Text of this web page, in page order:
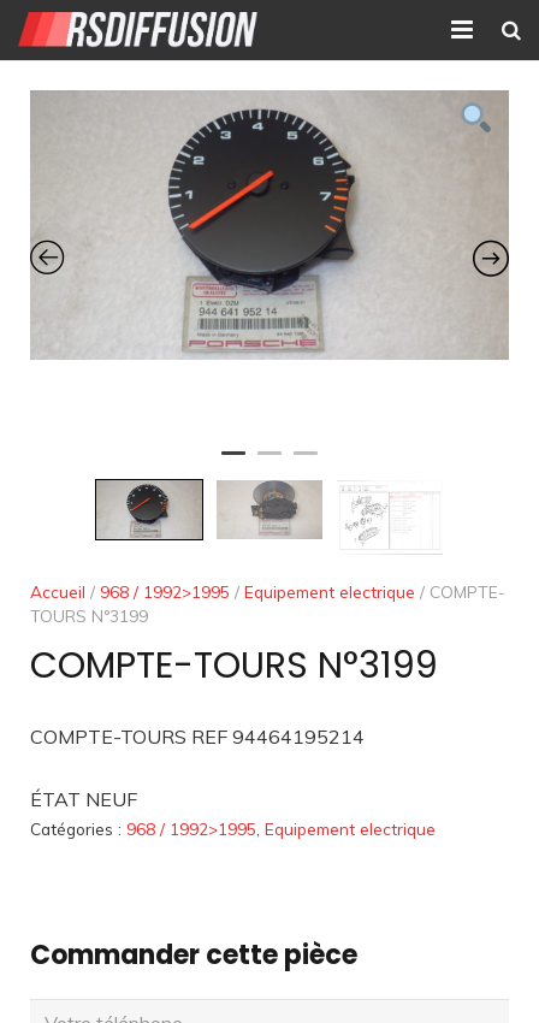
Accueil
Nouvelles annonces
Annonces prolongées
Atelier mécanique
Accueil / 968 / 1992>1995 / Equipement electrique / COMPTE-
TOURS N°3199
COMPTE-TOURS N°3199
COMPTE-TOURS REF 94464195214
ÉTAT NEUF
Catégories : 968 / 1992>1995 Equipement electrique
Commander cette pièce